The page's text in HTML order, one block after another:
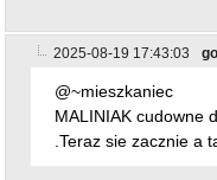
2025-08-19 17:43:03
@~mieszkaniec
MALINIAK cudowne
.Teraz sie zacznie a